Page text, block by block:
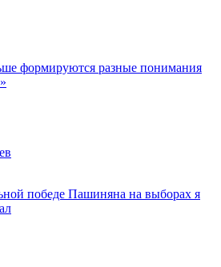
формируются разные понимания
победе Пашиняна на выборах я